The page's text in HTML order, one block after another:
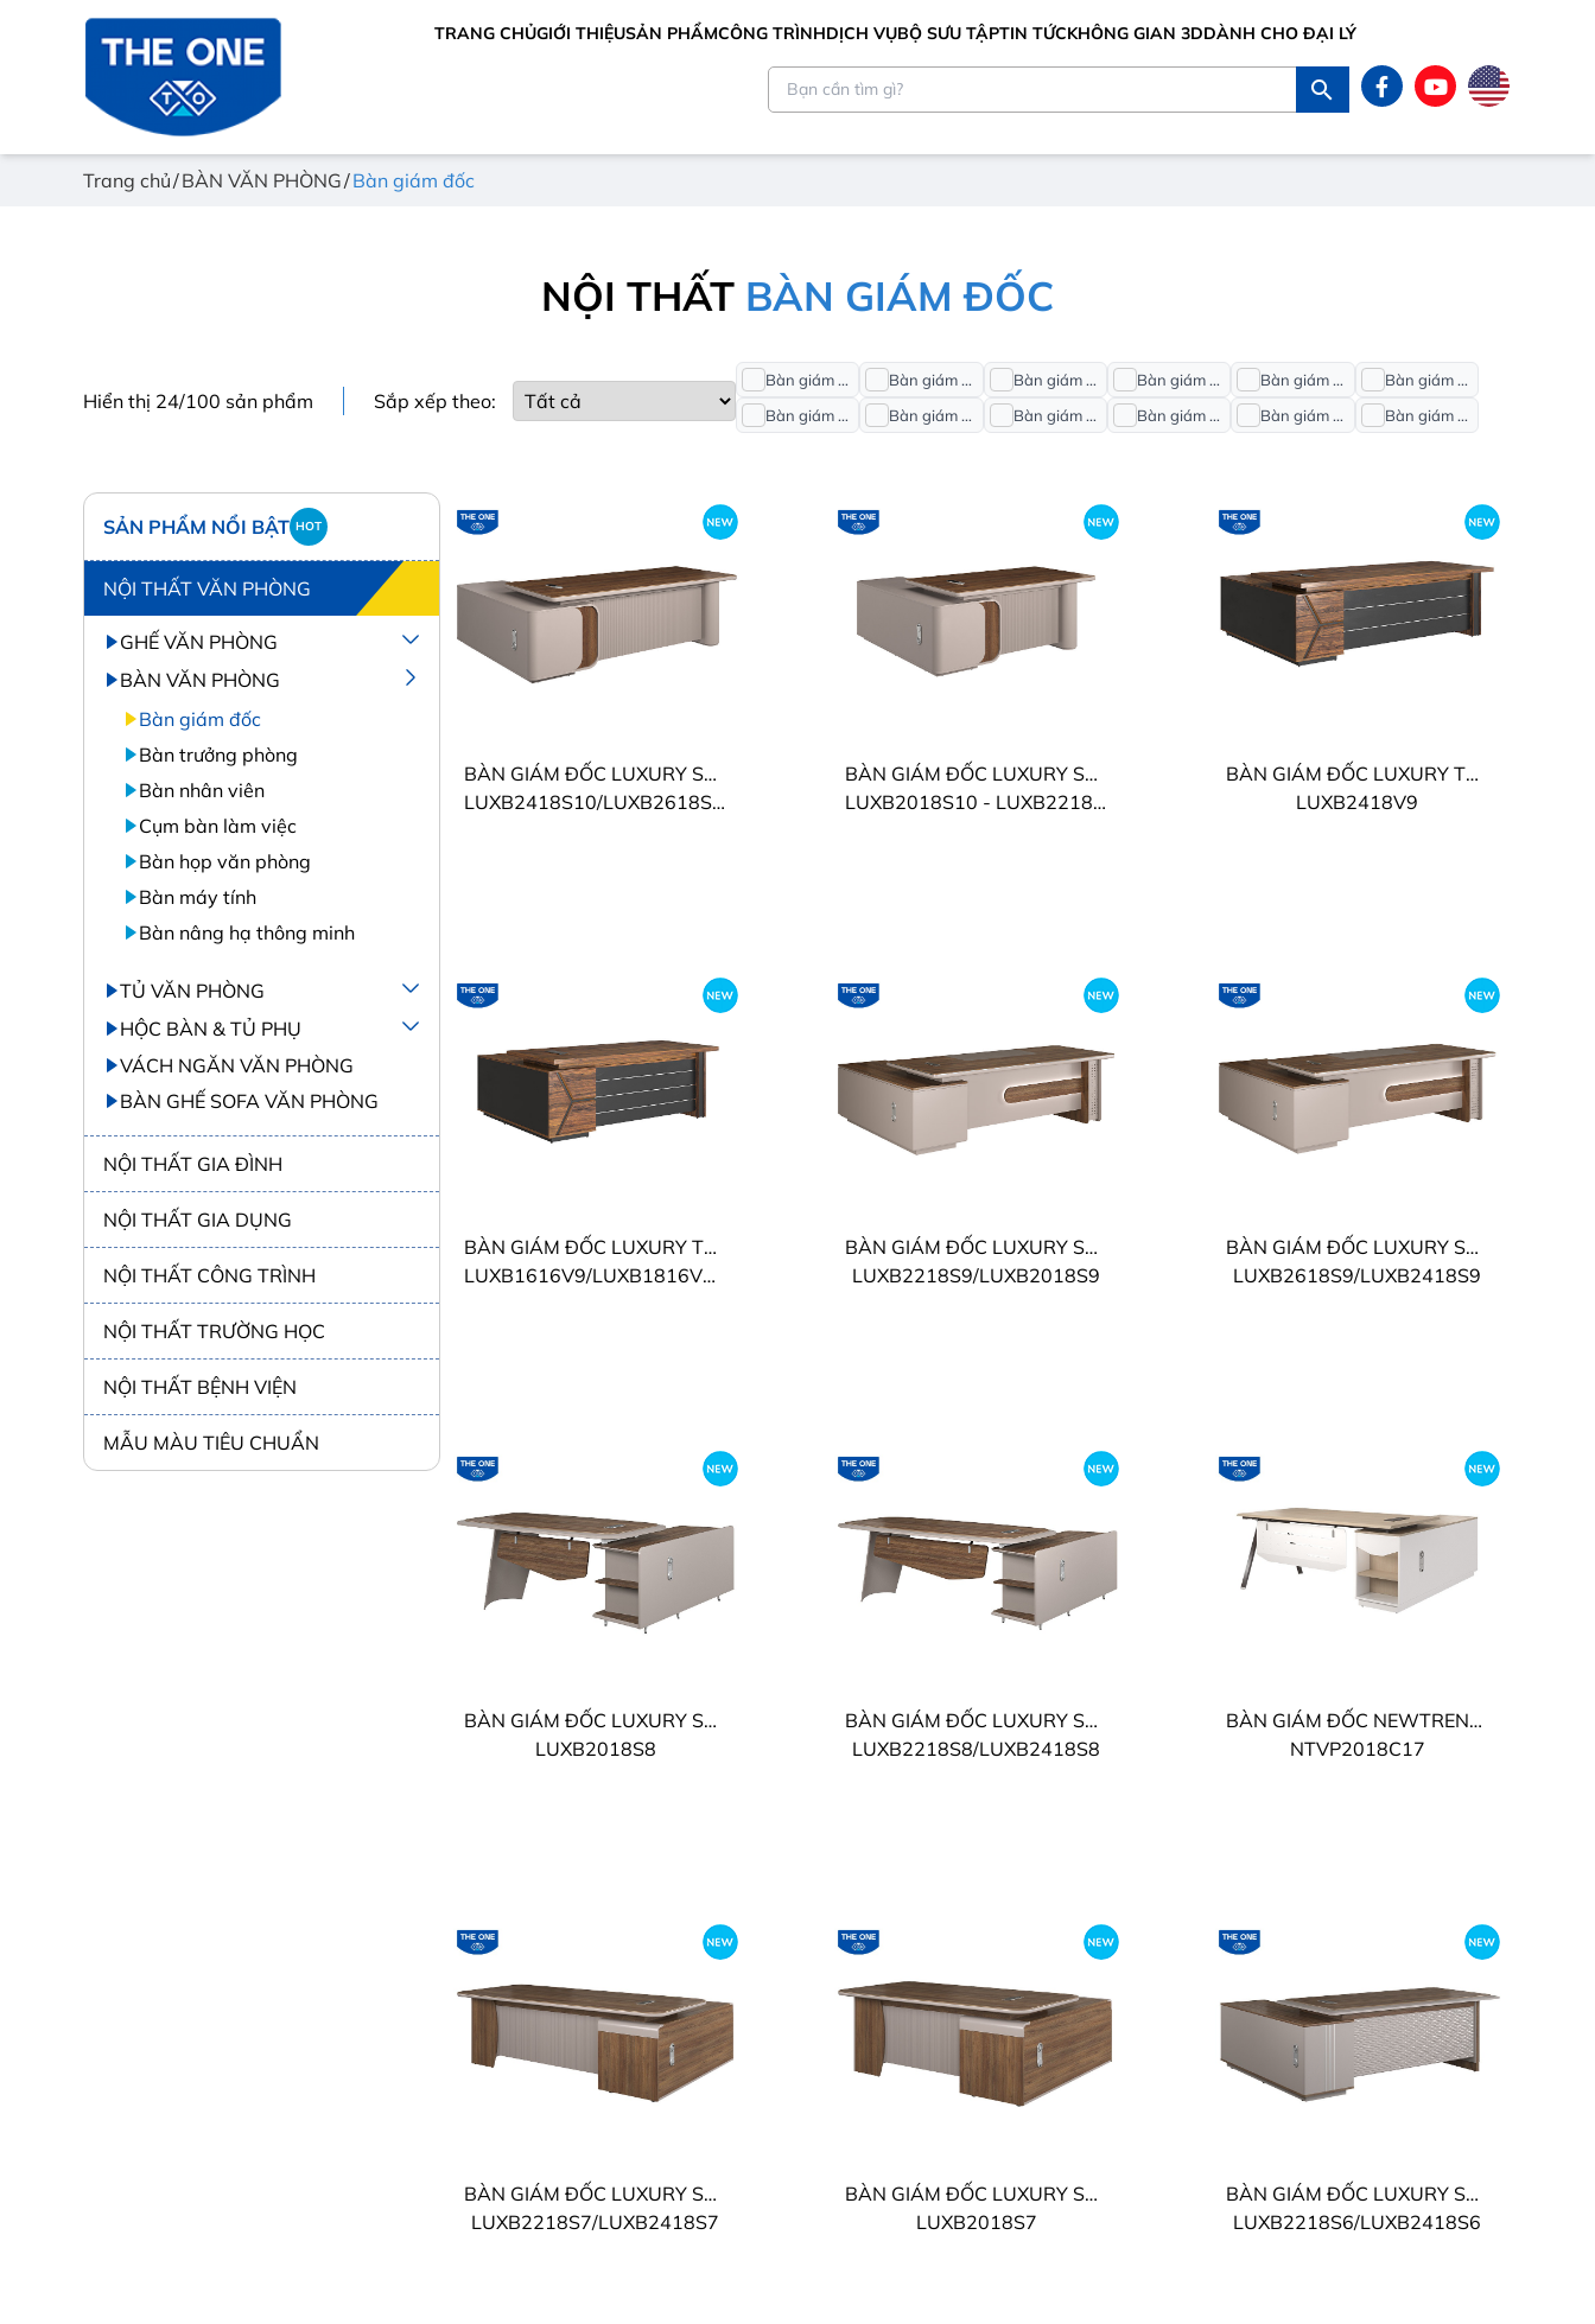
TRANG CHỦGIỚI THIỆUSẢN PHẨMCÔNG TRÌNHDỊCH VỤBỘ SƯU TẬPTIN TỨCKHÔNG GIAN 3DDÀNH CHO ĐẠI LÝ
Trang chủ BÀN VĂN PHÒNG Bàn giám đốc
NỘI THẤT BÀN GIÁM ĐỐC
Hiển thị 24/100 sản phẩm Sắp xếp theo:
Bàn giám đốc gỗ Veneer Bàn giám đốc sơn PU Bàn giám đốc Stellar-C16 Bàn giám đốc Bright-C15 Bàn giám đốc Luxury
Bàn giám đốc Leader-C12
Bàn giám đốc Unique
Bàn giám đốc Newtrend Bàn giám đốc Royal Bàn giám đốc AT Bàn giám đốc Luxury Supreme Bàn giám đốc Newtrend VIP
SẢN PHẨM NỔI BẬT HOT
NỘI THẤT VĂN PHÒNG
GHẾ VĂN PHÒNG
BÀN VĂN PHÒNG
Bàn giám đốc
Bàn trưởng phòng
Bàn nhân viên
Cụm bàn làm việc
Bàn họp văn phòng
Bàn máy tính
Bàn nâng hạ thông minh
TỦ VĂN PHÒNG
HỘC BÀN & TỦ PHỤ
VÁCH NGĂN VĂN PHÒNG
BÀN GHẾ SOFA VĂN PHÒNG
NỘI THẤT GIA ĐÌNH
NỘI THẤT GIA DỤNG
NỘI THẤT CÔNG TRÌNH
NỘI THẤT TRƯỜNG HỌC
NỘI THẤT BỆNH VIỆN
MẪU MÀU TIÊU CHUẨN
BÀN GIÁM ĐỐC LUXURY SUPREME THE ONE
LUXB2418S10/LUXB2618S10
BÀN GIÁM ĐỐC LUXURY SUPREME THE ONE
LUXB2018S10 - LUXB2218S10
BÀN GIÁM ĐỐC LUXURY THE ONE
LUXB2418V9
BÀN GIÁM ĐỐC LUXURY THE ONE
LUXB1616V9/LUXB1816V9/LUXB2016V9
BÀN GIÁM ĐỐC LUXURY SUPREME THE ONE
LUXB2218S9/LUXB2018S9
BÀN GIÁM ĐỐC LUXURY SUPREME THE ONE
LUXB2618S9/LUXB2418S9
BÀN GIÁM ĐỐC LUXURY SUPREME THE ONE
LUXB2018S8
BÀN GIÁM ĐỐC LUXURY SUPREME THE ONE
LUXB2218S8/LUXB2418S8
BÀN GIÁM ĐỐC NEWTREND VIP THE ONE
NTVP2018C17
BÀN GIÁM ĐỐC LUXURY SUPREME THE ONE
LUXB2218S7/LUXB2418S7
BÀN GIÁM ĐỐC LUXURY SUPREME THE ONE
LUXB2018S7
BÀN GIÁM ĐỐC LUXURY SUPREME THE ONE
LUXB2218S6/LUXB2418S6